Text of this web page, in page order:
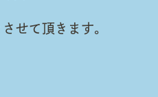
せて頂きます。